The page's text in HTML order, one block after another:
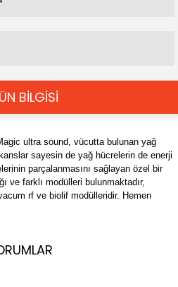
BİLGİSİ
ultra sound, vücutta bulunan yağ
sayesin de yağ hücrelerin de enerji
parçalanmasını sağlayan özel bir
ve farklı modülleri bulunmaktadır,
rf ve biolif modülleridir. Hemen